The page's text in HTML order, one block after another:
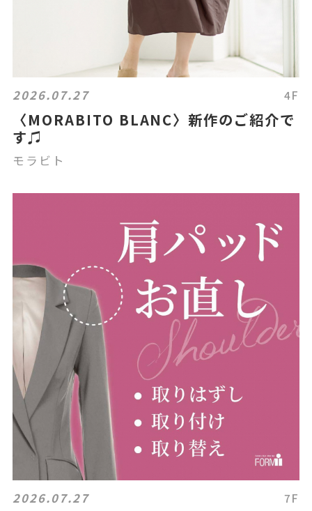
2026.07.27 4F
〈MORABITO BLANC〉新作のご紹介で
す♫
モラビト
2026.07.27 7F